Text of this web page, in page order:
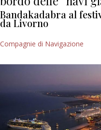
Bandakadabra al
da Livorno
Compagnie di Navigazione